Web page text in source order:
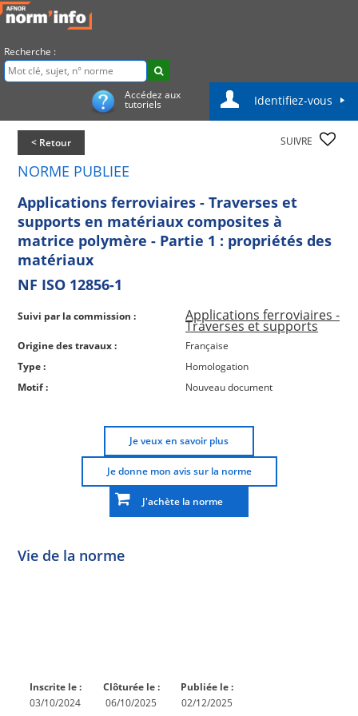
Recherche :
Accédez aux
tutoriels Identifiez-vous
< Retour SUIVRE
NORME PUBLIEE
Applications ferroviaires - Traverses et
supports en matériaux composites à
matrice polymère - Partie 1 : propriétés des
matériaux
NF ISO 12856-1
Suivi par la commission : Applications ferroviaires -
Traverses et supports
Origine des travaux :
Française
Type :
Homologation
Motif :
Nouveau document
Je veux en savoir plus
Je donne mon avis sur la norme
J'achète la norme
Vie de la norme
Inscrite le :
03/10/2024
Clôturée le :
06/10/2025
Publiée le :
02/12/2025